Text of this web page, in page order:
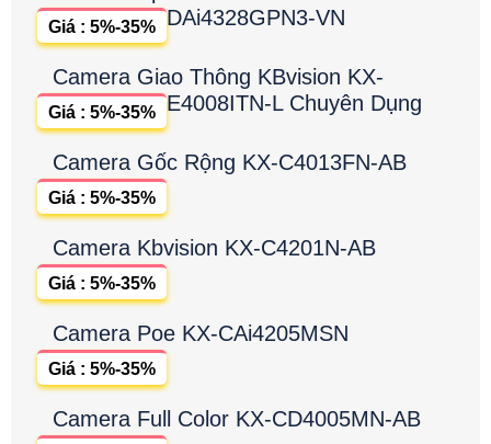
DAi4328GPN3-VN
Giá : 5%-35%
Camera Giao Thông KBvision KX-
E4008ITN-L Chuyên Dụng
Giá : 5%-35%
Camera Gốc Rộng KX-C4013FN-AB
Giá : 5%-35%
Camera Kbvision KX-C4201N-AB
Giá : 5%-35%
Camera Poe KX-CAi4205MSN
Giá : 5%-35%
Camera Full Color KX-CD4005MN-AB